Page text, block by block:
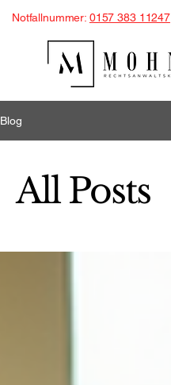
Notfallnummer: 0157 383 11247
Blog
All Posts